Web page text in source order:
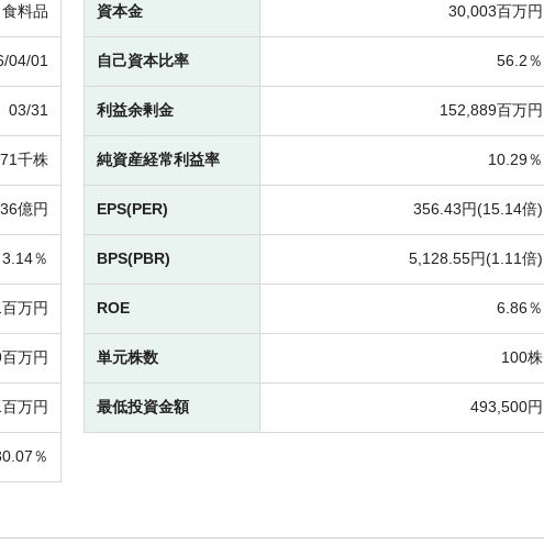
食料品
04/01
03/31
千株
億円
3.14％
万円
万円
万円
％
資本金 30,003百万円
自己資本比率 56.2％
利益余剰金 152,889百万円
純資産経常利益率 10.29％
EPS(PER) 356.43円(15.14倍)
BPS(PBR) 5,128.55円(1.11倍)
ROE 6.86％
単元株数 100株
最低投資金額 493,500円